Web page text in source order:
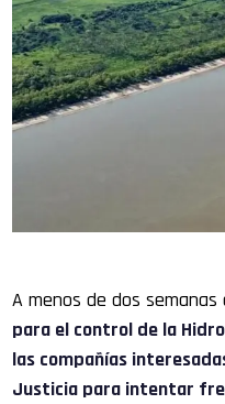
A menos de dos
para el control de la
las compañías
Justicia para intentar